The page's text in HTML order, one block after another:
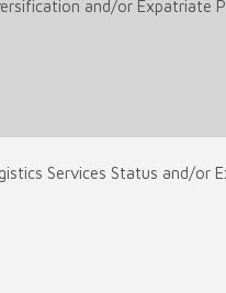
and/or Expatriate
Services Status and/or